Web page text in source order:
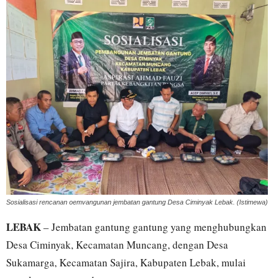
Sosialisasi rencanan oemvangunan jembatan gantung Desa Ciminyak Lebak. (Istimewa)
LEBAK– Jembatan gantung gantung yang menghubungkan
Desa Ciminyak, Kecamatan Muncang, dengan Desa
Sukamarga, Kecamatan Sajira, Kabupaten Lebak, mulai